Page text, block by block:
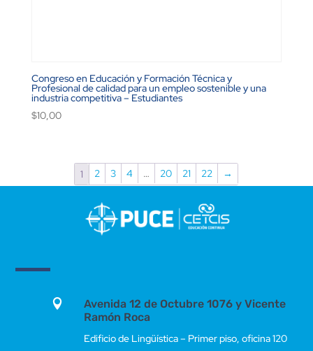
Congreso en Educación y Formación Técnica y
Profesional de calidad para un empleo sostenible y una
industria competitiva – Estudiantes
$10,00
1 2 3 4 … 20 21 22 →

Avenida 12 de Octubre 1076 y Vicente
Ramón Roca
Edificio de Lingüística – Primer piso, oficina 120